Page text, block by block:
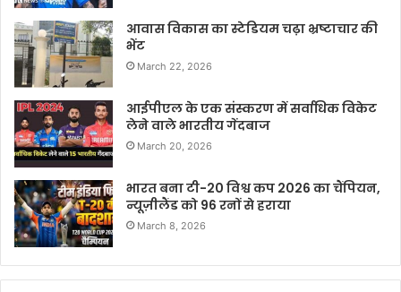
आवास विकास का स्टेडियम चढ़ा भ्रष्टाचार की
भेंट
March 22, 2026
आईपीएल के एक संस्करण में सर्वाधिक विकेट
लेने वाले भारतीय गेंदबाज
March 20, 2026
भारत बना टी-20 विश्व कप 2026 का चैंपियन,
न्यूज़ीलैंड को 96 रनों से हराया
March 8, 2026